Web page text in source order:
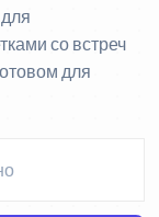
со встреч
для